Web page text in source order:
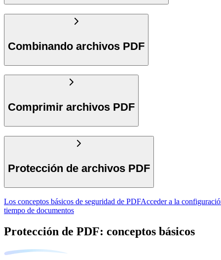
Combinando archivos PDF
Comprimir archivos PDF
Protección de archivos PDF
Los conceptos básicos de seguridad de PDFAcceder a la
tiempo de documentos
Protección de PDF: conceptos básicos